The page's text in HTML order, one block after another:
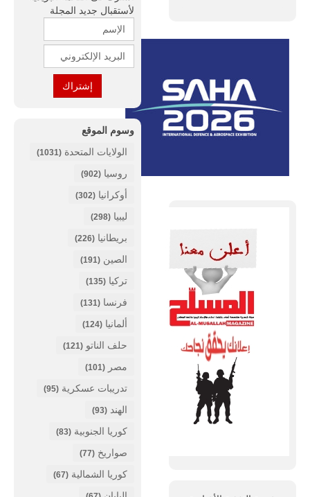
لأستقبال جديد المجلة
وسوم الموقع
الولايات المتحدة (1031)
روسيا (902)
أوكرانيا (302)
ليبيا (298)
بريطانيا (226)
الصين (191)
تركيا (135)
فرنسا (131)
ألمانيا (124)
حلف الناتو (121)
مصر (101)
تدريبات عسكرية (95)
الهند (93)
كوريا الجنوبية (83)
صواريخ (77)
كوريا الشمالية (67)